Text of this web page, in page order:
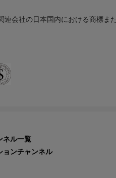
会社の日本国内における商標ま
ネル一覧
ョンチャンネル